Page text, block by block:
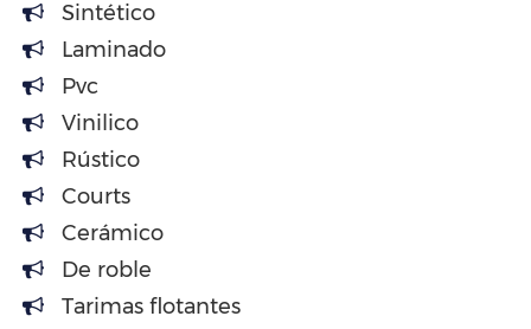
Sintético
Laminado
Pvc
Vinilico
Rústico
Courts
Cerámico
De roble
Tarimas flotantes